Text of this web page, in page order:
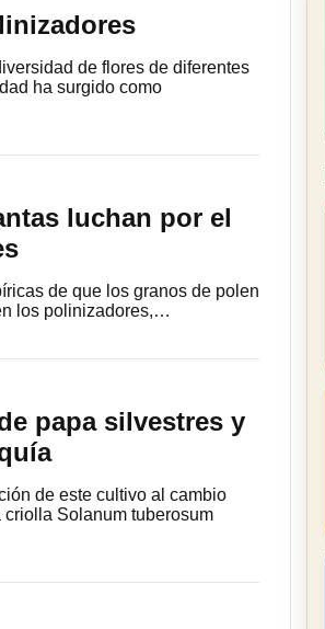
de flores de diferentes
ha surgido como
luchan por el
de que los granos de polen
los polinizadores,…
papa silvestres y
de este cultivo al cambio
Solanum tuberosum